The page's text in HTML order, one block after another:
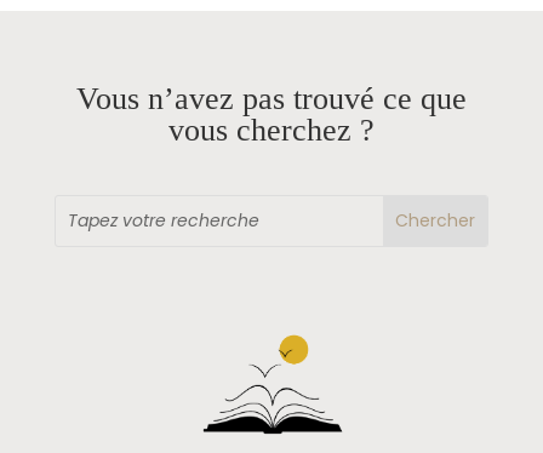
Vous n’avez pas trouvé ce que
vous cherchez ?